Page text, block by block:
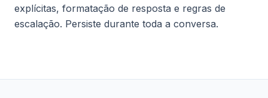
explícitas, formatação de resposta e regras de
escalação. Persiste durante toda a conversa.